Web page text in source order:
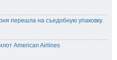
перешла на съедобную упаковку.
American Airlines